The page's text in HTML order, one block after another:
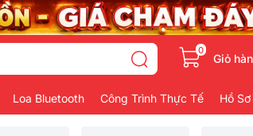
0
Giỏ
Loa Bluetooth Công Trình Thực Tế Hồ